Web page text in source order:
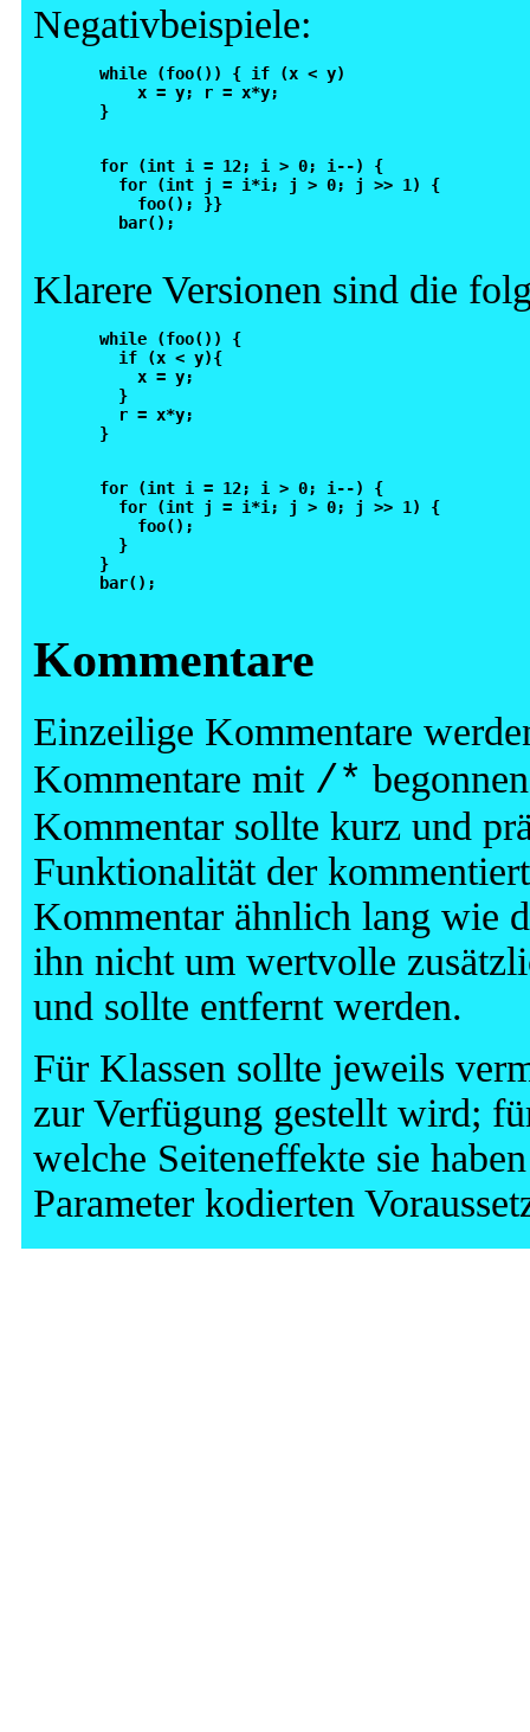
Negativbeispiele:
  while (foo()) { if (x < y)
      x = y; r = x*y;
  }
  for (int i = 12; i > 0; i--) {
    for (int j = i*i; j > 0; j >> 1) {
      foo(); }}
    bar();
Klarere Versionen sind die
  while (foo()) {
    if (x < y){
      x = y;
    }
    r = x*y;
  }
  for (int i = 12; i > 0; i--) {
    for (int j = i*i; j > 0; j >> 1) {
      foo();
    }
  }
  bar();
Kommentare
Einzeilige Kommentare
Kommentare mit /*
Kommentar sollte kurz und
Funktionalität der
Kommentar ähnlich lang wie
ihn nicht um wertvolle
und sollte entfernt werden.
Für Klassen sollte jeweils
zur Verfügung gestellt wird;
welche Seiteneffekte sie
Parameter kodierten